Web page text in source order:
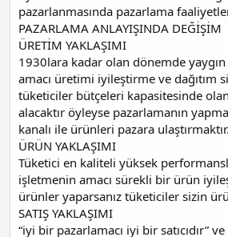
pazarlanmasında pazarlama
PAZARLAMA ANLAYIŞINDA DEĞİŞİM
ÜRETİM YAKLAŞIMI
1930lara kadar olan dönemde
amacı üretimi iyileştirme ve dağıtım
tüketiciler bütçeleri kapasitesinde
alacaktır öyleyse pazarlamanın
kanalı ile ürünleri pazara ulaştırmaktır.
ÜRÜN YAKLAŞIMI
Tüketici en kaliteli yüksek
işletmenin amacı sürekli bir ürün
ürünler yaparsanız tüketiciler sizin
SATIŞ YAKLAŞIMI
“iyi bir pazarlamacı iyi bir satıcıdır”